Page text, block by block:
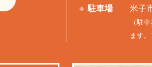
駐車場 米子
（駐
ます。